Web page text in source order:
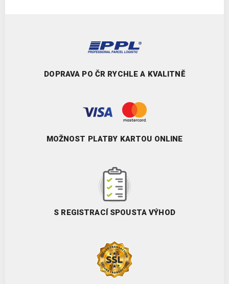
DOPRAVA PO ČR RYCHLE A KVALITNĚ
MOŽNOST PLATBY KARTOU ONLINE
S REGISTRACÍ SPOUSTA VÝHOD